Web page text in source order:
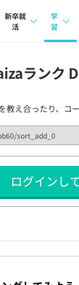
ド
新卒就
活
本選考
新卒エージェント
イベント・セミナー
インタビュー
就活成功ガイド
学
習
4択
リフ
プラン
個人
学校
契約
ランク
教え合ったり、コ
ログインし